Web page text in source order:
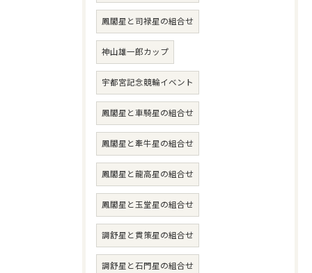
鳳閣星と司禄星の組合せ
神山雄一郎カップ
宇都宮記念競輪イベント
鳳閣星と車騎星の組合せ
鳳閣星と牽牛星の組合せ
鳳閣星と龍高星の組合せ
鳳閣星と玉堂星の組合せ
調舒星と貫策星の組合せ
調舒星と石門星の組合せ